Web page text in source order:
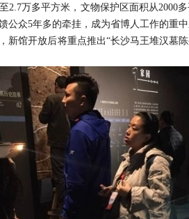
万多平方米，文物保护区面积从2000
众5年多的牵挂，成为省博人工作的重中
馆开放后将重点推出“长沙马王堆汉墓